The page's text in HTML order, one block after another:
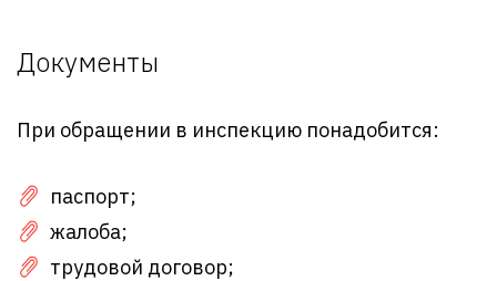
Документы
При обращении в инспекцию понадобится:
паспорт;
жалоба;
трудовой договор;